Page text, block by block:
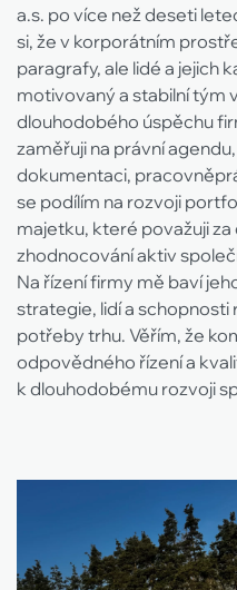
a.s. po více než deseti
si, že v korporátním
paragrafy, ale lidé a jejich
motivovaný a stabilní tým
dlouhodobého úspěchu
zaměřuji na právní
dokumentaci,
se podílím na rozvoji
majetku, které považuji
zhodnocování aktiv
Na řízení firmy mě baví
strategie, lidí a schopnosti
potřeby trhu. Věřím, že
odpovědného řízení a
k dlouhodobému rozvoji